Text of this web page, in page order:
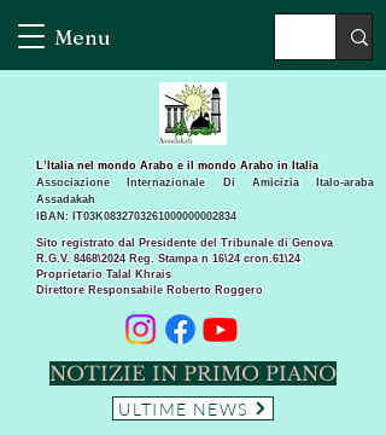
Menu
Sito registrato dal Presidente del Tribunale di Genova
R.G.V. 8468\2024 Reg. Stampa n 16\24 cron.61\24 ​
Proprietario Talal Khrais
Direttore Responsabile Roberto Roggero
L’Italia nel mondo Arabo e il mondo Arabo in Italia
Associazione Internazionale Di Amicizia Italo-araba
Assadakah
IBAN: IT03K0832703261000000002834
NOTIZIE IN PRIMO PIANO
ULTIME NEWS